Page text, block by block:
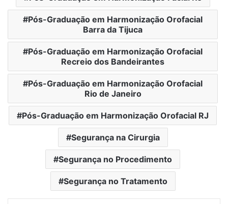
Pós-Graduação em Harmonização Orofacial
Barra da Tijuca
Pós-Graduação em Harmonização Orofacial
Recreio dos Bandeirantes
Pós-Graduação em Harmonização Orofacial
Rio de Janeiro
Pós-Graduação em Harmonização Orofacial RJ
Segurança na Cirurgia
Segurança no Procedimento
Segurança no Tratamento